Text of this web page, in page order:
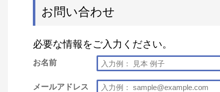
お問い合わせ
必要な情報をご入力ください。
お名前
メールアドレス